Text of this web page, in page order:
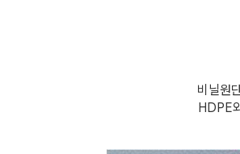
비닐원
HDPE